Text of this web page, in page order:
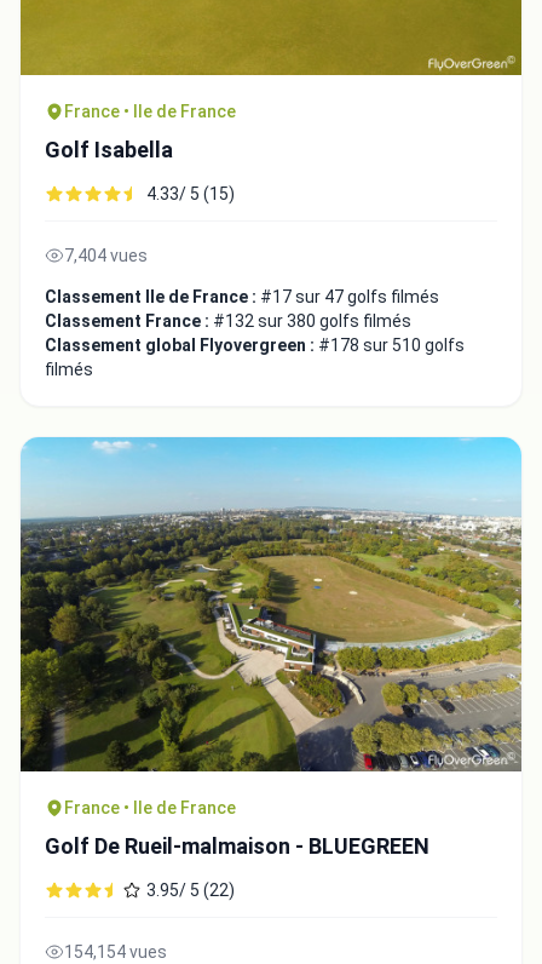
France • Ile de France
Golf Isabella
4.33/ 5 (15)
7,404 vues
Classement Ile de France : #17 sur 47 golfs filmés
Classement France : #132 sur 380 golfs filmés
Classement global Flyovergreen : #178 sur 510 golfs
filmés
France • Ile de France
Golf De Rueil-malmaison - BLUEGREEN
3.95/ 5 (22)
154,154 vues